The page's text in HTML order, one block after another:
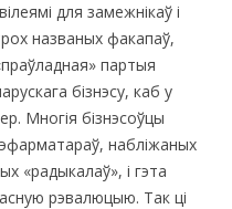
для замежнікаў і
названых факапаў,
партыя
бізнэсу, каб у
Многія бізнэсоўцы
набліжаных
«радыкалаў», і гэта
рэвалюцыю. Так ці